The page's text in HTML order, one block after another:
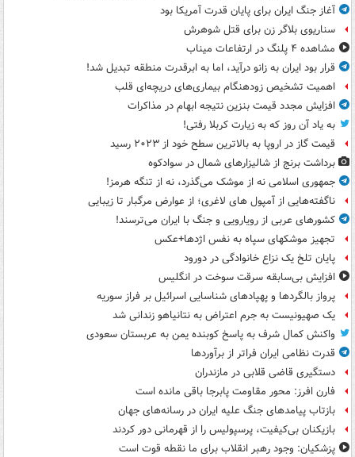
آغاز جنگ ایران برای پایان قدرت آمریکا بود
سناریوی بلاگر زن برای قتل شوهرش
مشاهده ۴ پلنگ در ارتفاعات میناب
قرار بود ایران به زانو درآید، اما به ابرقدرت منطقه تبدیل شد!
اهمیت تشخیص زودهنگام بیماری‌های دریچه‌ای قلب
افزایش مجدد قیمت بنزین نتیجه ابهام در مذاکرات
به یاد آن روز که به زیارت کربلا رفتی!
قیمت گاز در اروپا به بالاترین سطح خود از ۲۰۲۳ رسید
برداشت برنج از شالیزارهای شمال در سوادکوه
جمهوری اسلامی نه از موشک می‌گذرد، نه از تنگه هرمز!
ناگفته‌هایی از آمپول های لاغری؛ از عوارض مرگبار تا زیبایی
کشورهای عربی از رویارویی و جنگ با ایران می‌ترسند!
تجهیز موشکهای سپاه به نفس اژدها+عکس
پایان تلخ یک نزاع خانوادگی در دورود
افزایش بی‌سابقه سرقت سوخت در انگلیس
پرواز بالگردها و پهپادهای شناسایی اسرائیل بر فراز سوریه
یک صهیونیست به جرم اعتراض به نتانیاهو زندانی شد
واکنش کمال شرف به پاسخ کوبنده یمن به عربستان سعودی
قدرت نظامی ایران فراتر از برآوردها
دستگیری قاضی قلابی در مازندران
فارن افرز: محور مقاومت پابرجا باقی مانده است
بازتاب پیامدهای جنگ علیه ایران در رسانه‌های جهان
بازیکنان بی‌کیفیت، پرسپولیس را از قهرمانی دور کردند
پزشکیان: وجود رهبر انقلاب برای ما نقطه قوت است